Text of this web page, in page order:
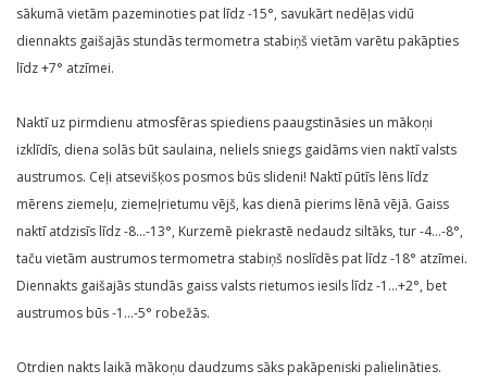
sākumā vietām pazeminoties pat līdz -15°, savukārt nedēļas vidū
diennakts gaišajās stundās termometra stabiņš vietām varētu pakāpties
līdz +7° atzīmei.
Naktī uz pirmdienu atmosfēras spiediens paaugstināsies un mākoņi
izklīdīs, diena solās būt saulaina, neliels sniegs gaidāms vien naktī valsts
austrumos. Ceļi atsevišķos posmos būs slideni! Naktī pūtīs lēns līdz
mērens ziemeļu, ziemeļrietumu vējš, kas dienā pierims lēnā vējā. Gaiss
naktī atdzisīs līdz -8…-13°, Kurzemē piekrastē nedaudz siltāks, tur -4…-8°,
taču vietām austrumos termometra stabiņš noslīdēs pat līdz -18° atzīmei.
Diennakts gaišajās stundās gaiss valsts rietumos iesils līdz -1…+2°, bet
austrumos būs -1…-5° robežās.
Otrdien nakts laikā mākoņu daudzums sāks pakāpeniski palielināties.